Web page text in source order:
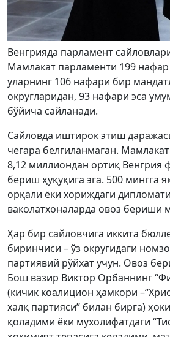
Венгрияда парламент
Мамлакат парламенти 199 нафар
уларнинг 106 нафари бир
округларидан, 93 нафари эса
бўйича сайланади.
Сайловда иштирок этиш
чегара белгиланмаган.
8,12 миллиондан ортиқ Венгрия
бериш ҳуқуқига эга. 500 мингга
орқали ёки хориждаги
ваколатхоналарда овоз бериши
Ҳар бир сайловчига иккита
биринчиси – ўз округидаги
партиявий рўйхат учун. Овоз
Бош вазир Виктор Орбаннинг
(кичик коалицион ҳамкори
халқ партияси” билан бирга)
қоладими ёки мухолифатдаги